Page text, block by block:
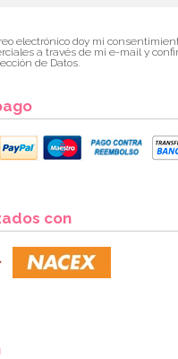
15,95€
electrónico doy mi
a través de mi e-mail y
de Datos.
con